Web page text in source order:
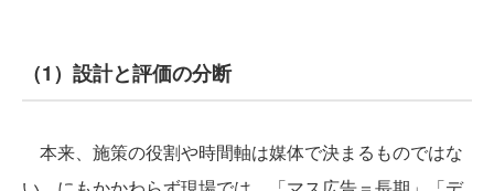
（1）設計と評価の分断
本来、施策の役割や時間軸は媒体で決まるものではな